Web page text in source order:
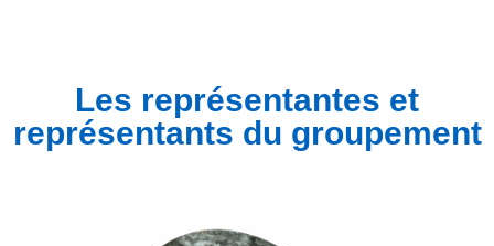
Les représentantes et
représentants du groupement